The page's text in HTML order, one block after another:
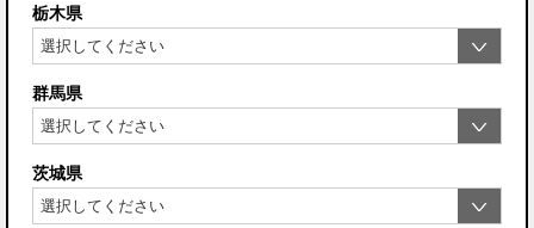
栃木県
群馬県
茨城県